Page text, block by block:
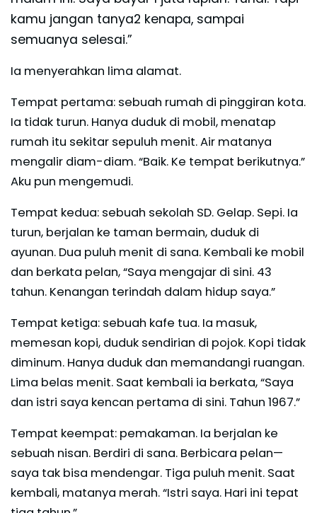
kamu jangan tanya2 kenapa, sampai
semuanya selesai.”
Ia menyerahkan lima alamat.
Tempat pertama: sebuah rumah di pinggiran kota.
Ia tidak turun. Hanya duduk di mobil, menatap
rumah itu sekitar sepuluh menit. Air matanya
mengalir diam-diam. “Baik. Ke tempat berikutnya.”
Aku pun mengemudi.
Tempat kedua: sebuah sekolah SD. Gelap. Sepi. Ia
turun, berjalan ke taman bermain, duduk di
ayunan. Dua puluh menit di sana. Kembali ke mobil
dan berkata pelan, “Saya mengajar di sini. 43
tahun. Kenangan terindah dalam hidup saya.”
Tempat ketiga: sebuah kafe tua. Ia masuk,
memesan kopi, duduk sendirian di pojok. Kopi tidak
diminum. Hanya duduk dan memandangi ruangan.
Lima belas menit. Saat kembali ia berkata, “Saya
dan istri saya kencan pertama di sini. Tahun 1967.”
Tempat keempat: pemakaman. Ia berjalan ke
sebuah nisan. Berdiri di sana. Berbicara pelan—
saya tak bisa mendengar. Tiga puluh menit. Saat
kembali, matanya merah. “Istri saya. Hari ini tepat